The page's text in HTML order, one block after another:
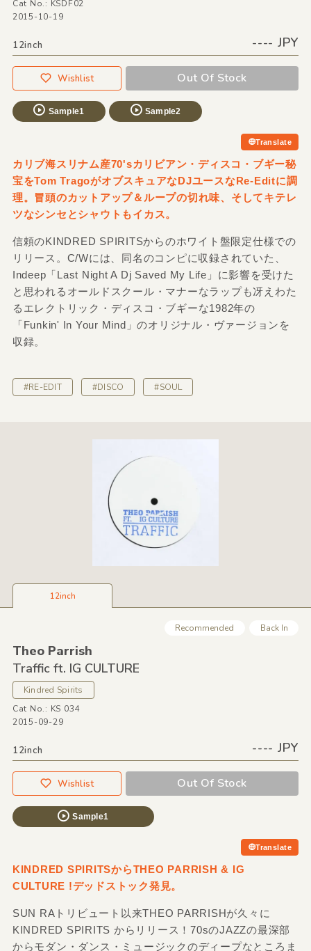
Cat No.: KSDF02
2015-10-19
12inch ---- JPY
Wishlist Out Of Stock
Sample1 Sample2
Translate
カリブ海スリナム産70'sカリビアン・ディスコ・ブギー秘
宝をTom TragoがオブスキュアなDJユースなRe-Editに調
理。冒頭のカットアップ＆ループの切れ味、そしてキテレ
ツなシンセとシャウトもイカス。
信頼のKINDRED SPIRITSからのホワイト盤限定仕様での
リリース。C/Wには、同名のコンピに収録されていた、
Indeep「Last Night A Dj Saved My Life」に影響を受けた
と思われるオールドスクール・マナーなラップも冴えわた
るエレクトリック・ディスコ・ブギーな1982年の
「Funkin' In Your Mind」のオリジナル・ヴァージョンを
収録。
#RE-EDIT #DISCO #SOUL
12inch
Recommended Back In
Theo Parrish
Traffic ft. IG CULTURE
Kindred Spirits
Cat No.: KS 034
2015-09-29
12inch ---- JPY
Wishlist Out Of Stock
Sample1
Translate
KINDRED SPIRITSからTHEO PARRISH & IG
CULTURE !デッドストック発見。
SUN RAトリビュート以来THEO PARRISHが久々に
KINDRED SPIRITS からリリース！70sのJAZZの最深部
からモダン・ダンス・ミュージックのディープなところま